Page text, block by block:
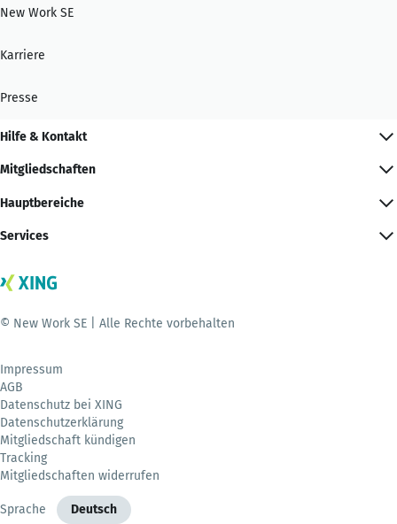
New Work SE
Karriere
Presse
Hilfe & Kontakt
Mitgliedschaften
Hauptbereiche
Services
© New Work SE | Alle Rechte vorbehalten
Impressum
AGB
Datenschutz bei XING
Datenschutzerklärung
Mitgliedschaft kündigen
Tracking
Mitgliedschaften widerrufen
Sprache Deutsch